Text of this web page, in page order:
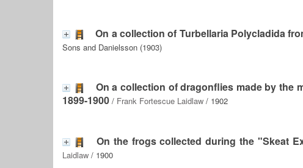
On a collection of Turbellaria Polycladida
Sons and Danielsson (1903)
On a collection of dragonflies made by the
1899-1900 / Frank Fortescue Laidlaw / 1902
On the frogs collected during the "Skeat
Laidlaw / 1900